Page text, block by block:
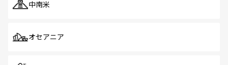
中南米
オセアニア